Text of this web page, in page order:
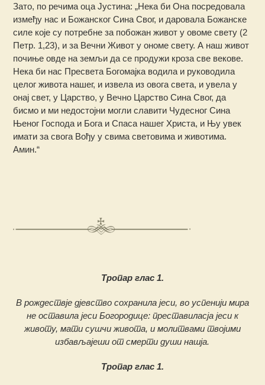
Зато, по речима оца Јустина: „Нека би Она посредовала
између нас и Божанског Сина Свог, и даровала Божанске
силе које су потребне за побожан живот у овоме свету (2
Петр. 1,23), и за Вечни Живот у ономе свету. А наш живот
почиње овде на земљи да се продужи кроза све векове.
Нека би нас Пресвета Богомајка водила и руководила
целог живота нашег, и извела из овога света, и увела у
онај свет, у Царство, у Вечно Царство Сина Свог, да
бисмо и ми недостојни могли славити Чудесног Сина
Њеног Господа и Бога и Спаса нашег Христа, и Њу увек
имати за свога Вођу у свима световима и животима.
Амин.“
Тропар глас 1.
В рождествје дјевство сохранила јеси, во успенији мира
не оставила јеси Богородице: преставиласја јеси к
животу, мати сушчи живота, и молитвами твојими
избављајеши от смерти души нашја.
Тропар глас 1.